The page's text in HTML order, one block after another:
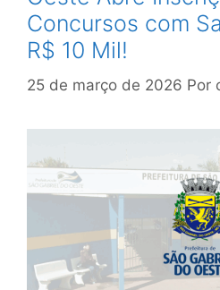
Concursos com
R$ 10 Mil!
25 de março de 2026 Por